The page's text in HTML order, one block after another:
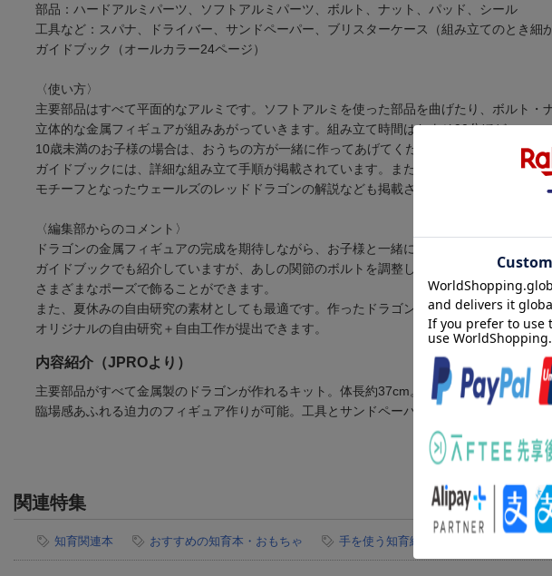
部品：ハードアルミパーツ、ソフトアルミパーツ、ボルト、ナット、パッド、シール
工具など：スパナ、ドライバー、サンドペーパー、ブリスターケース（組み立てのとき細
ガイドブック（オールカラー24ページ）
〈使い方〉
主要部品はすべて平面的なアルミです。ソフトアルミを使った部品を曲げたり、ボルト・
立体的な金属フィギュアが組みあがっていきます。組み立て時間はおよそ90分ほど。
10歳未満のお子様の場合は、おうちの方が一緒に作ってあげてください。
ガイドブックには、詳細な組み立て手順が掲載されています。また、西洋のドラゴンと東
モチーフとなったウェールズのレッドドラゴンの解説なども掲載されています。
〈編集部からのコメント〉
ドラゴンの金属フィギュアの完成を期待しながら、お子様と一緒にお楽しみください。
ガイドブックでも紹介していますが、あしの関節のボルトを調整したり、自在に曲がる首
さまざまなポーズで飾ることができます。
また、夏休みの自由研究の素材としても最適です。作ったドラゴンのことを調べてレポー
オリジナルの自由研究＋自由工作が提出できます。
内容紹介（JPROより）
主要部品がすべて金属製のドラゴンが作れるキット。体長約37cm。あしや翼などが動か
臨場感あふれる迫力のフィギュア作りが可能。工具とサンドペーパー付きなので、すぐに
関連特集
知育関連本 おすすめの知育本・おもちゃ 手を使う知育絵本・キット